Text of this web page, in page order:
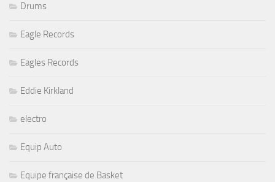
Drums
Eagle Records
Eagles Records
Eddie Kirkland
electro
Equip Auto
Equipe française de Basket